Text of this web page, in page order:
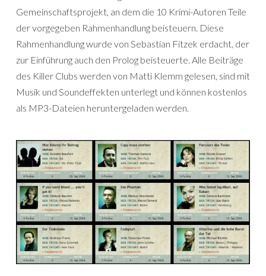
Gemeinschaftsprojekt, an dem die 10 Krimi-Autoren Teile
der vorgegeben Rahmenhandlung beisteuern. Diese
Rahmenhandlung wurde von Sebastian Fitzek erdacht, der
zur Einführung auch den Prolog beisteuerte. Alle Beiträge
des Killer Clubs werden von Matti Klemm gelesen, sind mit
Musik und Soundeffekten unterlegt und können kostenlos
als MP3-Dateien heruntergeladen werden.